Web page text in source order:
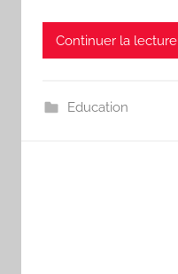
Continuer la lecture
Education